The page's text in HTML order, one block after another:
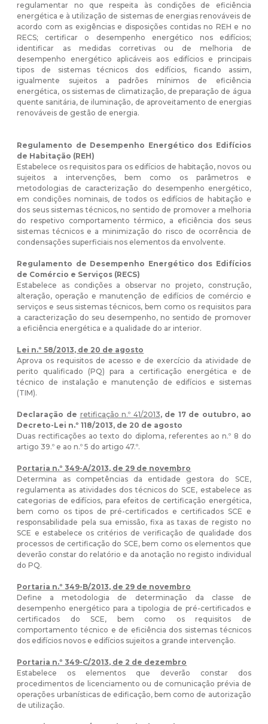
regulamentar no que respeita às condições de eficiência
energética e à utilização de sistemas de energias renováveis de
acordo com as exigências e disposições contidas no REH e no
RECS; certificar o desempenho energético nos edifícios;
identificar as medidas corretivas ou de melhoria de
desempenho energético aplicáveis aos edifícios e principais
tipos de sistemas técnicos dos edifícios, ficando assim,
igualmente sujeitos a padrões mínimos de eficiência
energética, os sistemas de climatização, de preparação de água
quente sanitária, de iluminação, de aproveitamento de energias
renováveis de gestão de energia.
Regulamento de Desempenho Energético dos Edifícios
de Habitação (REH)
Estabelece os requisitos para os edifícios de habitação, novos ou
sujeitos a intervenções, bem como os parâmetros e
metodologias de caracterização do desempenho energético,
em condições nominais, de todos os edifícios de habitação e
dos seus sistemas técnicos, no sentido de promover a melhoria
do respetivo comportamento térmico, a eficiência dos seus
sistemas técnicos e a minimização do risco de ocorrência de
condensações superficiais nos elementos da envolvente.
Regulamento de Desempenho Energético dos Edifícios
de Comércio e Serviços (RECS)
Estabelece as condições a observar no projeto, construção,
alteração, operação e manutenção de edifícios de comércio e
serviços e seus sistemas técnicos, bem como os requisitos para
a caracterização do seu desempenho, no sentido de promover
a eficiência energética e a qualidade do ar interior.
Lei n.º 58/2013, de 20 de agosto
Aprova os requisitos de acesso e de exercício da atividade de
perito qualificado (PQ) para a certificação energética e de
técnico de instalação e manutenção de edifícios e sistemas
(TIM).
Declaração de retificação n.º 41/2013, de 17 de outubro, ao
Decreto-Lei n.º 118/2013, de 20 de agosto
Duas rectificações ao texto do diploma, referentes ao n.º 8 do
artigo 39.º e ao n.º 5 do artigo 47.º.
Portaria n.º 349-A/2013, de 29 de novembro
Determina as competências da entidade gestora do SCE,
regulamenta as atividades dos técnicos do SCE, estabelece as
categorias de edifícios, para efeitos de certificação energética,
bem como os tipos de pré-certificados e certificados SCE e
responsabilidade pela sua emissão, fixa as taxas de registo no
SCE e estabelece os critérios de verificação de qualidade dos
processos de certificação do SCE, bem como os elementos que
deverão constar do relatório e da anotação no registo individual
do PQ.
Portaria n.º 349-B/2013, de 29 de novembro
Define a metodologia de determinação da classe de
desempenho energético para a tipologia de pré-certificados e
certificados do SCE, bem como os requisitos de
comportamento técnico e de eficiência dos sistemas técnicos
dos edifícios novos e edifícios sujeitos a grande intervenção.
Portaria n.º 349-C/2013, de 2 de dezembro
Estabelece os elementos que deverão constar dos
procedimentos de licenciamento ou de comunicação prévia de
operações urbanísticas de edificação, bem como de autorização
de utilização.